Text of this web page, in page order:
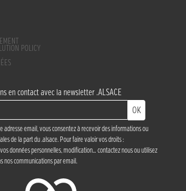
POLICY
en contact avec la newsletter .ALSACE
OK
adresse email, vous consentez à recevoir des informations ou
de la part du .alsace. Pour faire valoir vos droits :
données personnelles, modification… contactez nousou utilisez
nos communications par email.